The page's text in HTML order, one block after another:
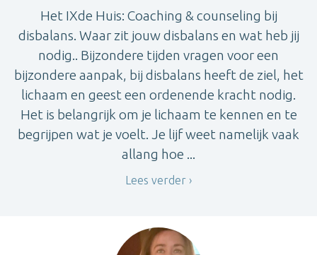
Het IXde Huis: Coaching & counseling bij
disbalans. Waar zit jouw disbalans en wat heb jij
nodig.. Bijzondere tijden vragen voor een
bijzondere aanpak, bij disbalans heeft de ziel, het
lichaam en geest een ordenende kracht nodig.
Het is belangrijk om je lichaam te kennen en te
begrijpen wat je voelt. Je lijf weet namelijk vaak
allang hoe ...
Lees verder